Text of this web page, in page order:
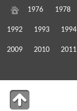
1976 1978
1992 1993 1994
2009 2010 2011